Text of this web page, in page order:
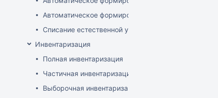
Автоматическое формирование документов
Списание естественной убыли
Инвентаризация
Полная инвентаризация
Частичная инвентаризация
Выборочная инвентаризация